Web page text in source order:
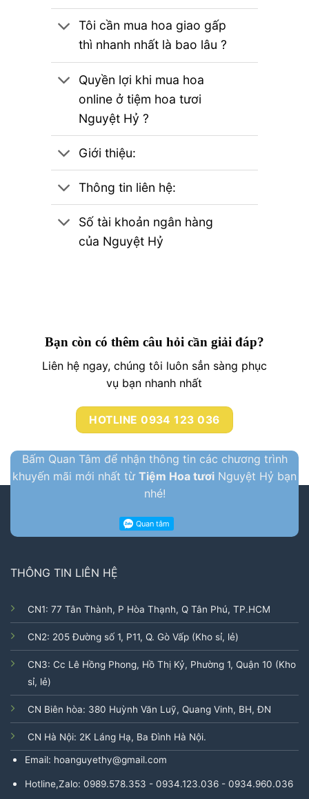
Tôi cần mua hoa giao gấp
thì nhanh nhất là bao lâu ?
Quyền lợi khi mua hoa
online ở tiệm hoa tươi
Nguyệt Hỷ ?
Giới thiệu:
Thông tin liên hệ:
Số tài khoản ngân hàng
của Nguyệt Hỷ
Bạn còn có thêm câu hỏi cần giải đáp?
Liên hệ ngay, chúng tôi luôn sẳn sàng phục
vụ bạn nhanh nhất
HOTLINE 0934 123 036
Bấm Quan Tâm để nhận thông tin các chương trình
khuyến mãi mới nhất từ Tiệm Hoa tươi Nguyệt Hỷ bạn
nhé!
THÔNG TIN LIÊN HỆ
CN1: 77 Tân Thành, P Hòa Thạnh, Q Tân Phú, TP.HCM
CN2: 205 Đường số 1, P11, Q. Gò Vấp (Kho sỉ, lẻ)
CN3: Cc Lê Hồng Phong, Hồ Thị Kỷ, Phường 1, Quận 10 (Kho
sỉ, lẻ)
CN Biên hòa: 380 Huỳnh Văn Luỹ, Quang Vinh, BH, ĐN
CN Hà Nội: 2K Láng Hạ, Ba Đình Hà Nội.
Email: hoanguyethy@gmail.com
Hotline,Zalo: 0989.578.353 - 0934.123.036 - 0934.960.036